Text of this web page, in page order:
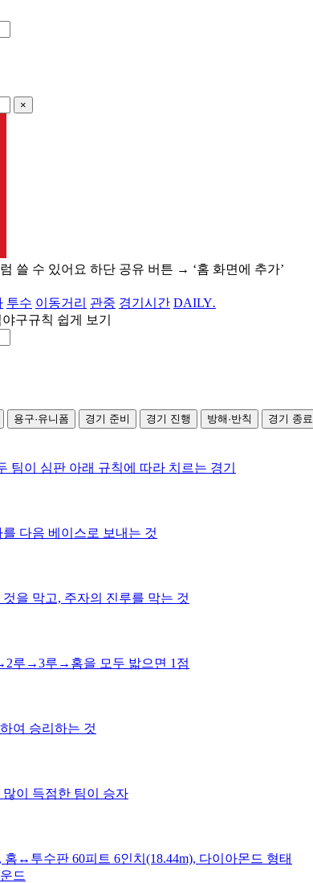
×
쓸 수 있어요 하단 공유 버튼 → ‘홈 화면에 추가’
투수 이동거리 관중 경기시간 DAILY.
구규칙 쉽게 보기
용구·유니폼 경기 준비 경기 진행 방해·반칙 경기 종료
팀이 심판 아래 규칙에 따라 치르는 경기
다음 베이스로 보내는 것
을 막고, 주자의 진루를 막는 것
루→3루→홈을 모두 밟으면 1점
여 승리하는 것
이 득점한 팀이 승자
↔투수판 60피트 6인치(18.44m), 다이아몬드 형태
드